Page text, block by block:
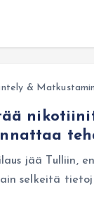
&
jää Tulliin,
selkeitä